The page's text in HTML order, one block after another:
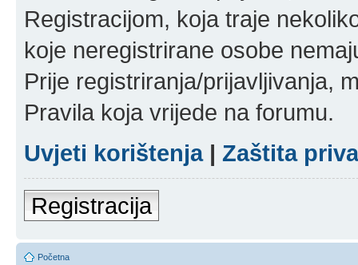
Registracijom, koja traje
koje neregistrirane osobe
Prije registriranja/prijavljivanja,
Pravila koja vrijede na forumu.
Uvjeti korištenja| Zaštita
Registracija
Početna